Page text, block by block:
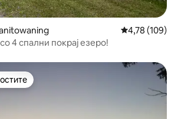
Просечна
4,78 (109)
4 спални покрај езеро!
„Омилени на гостите“